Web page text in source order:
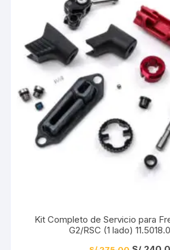
Kit Completo de Servicio para
G2/RSC (1 lado)